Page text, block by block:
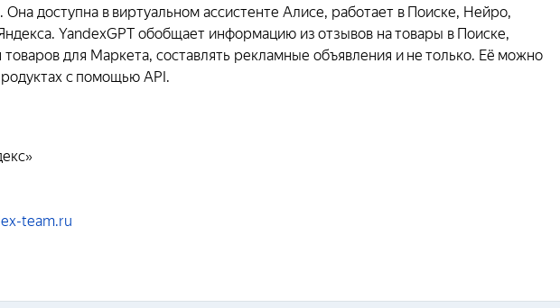
Она доступна в виртуальном ассистенте Алисе, работает в Поиске, Нейро,
YandexGPT обобщает информацию из отзывов на товары в Поиске,
товаров для Маркета, составлять рекламные объявления и не только. Её можно
с помощью API.
team.ru